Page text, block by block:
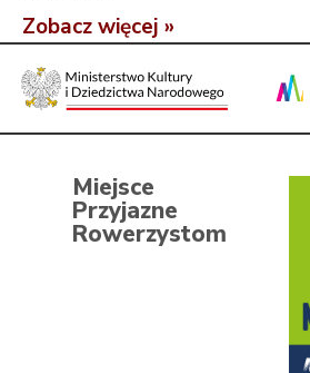
Zobacz więcej »
Miejsce
Przyjazne
Rowerzystom